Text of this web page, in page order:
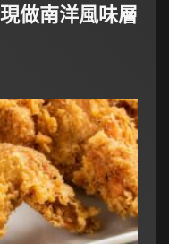
做南洋風味層